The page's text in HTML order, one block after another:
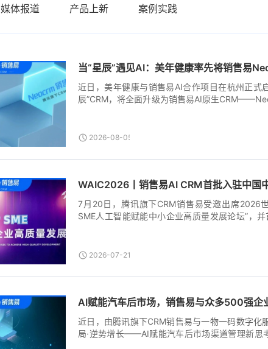
媒体报道 产品上新 案例实践
当“星辰”遇见AI：美年健康率先将销售易
近日，美年健康与销售易AI合作项目在杭州正式
辰”CRM，将全面升级为销售易AI原生
2026-08-05T08:37:37+00:00
WAIC2026丨销售易AI CRM首批入驻中国
7月20日，腾讯旗下CRM销售易受邀出席2026
SME人工智能赋能中小企业高质量发展论坛”，
2026-07-21T01:59:27+00:00
AI赋能汽车后市场，销售易与众多500强企
近日，由腾讯旗下CRM销售易与一物一码数字化
局·逆势增长——AI赋能汽车后市场渠道管理新思